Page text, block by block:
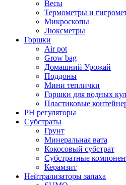
Весы
Термометры и
Микроскопы
Люксметры
Горшки
Air pot
Grow bag
Домашний Урожай
Поддоны
Мини теплички
Горшки для водных
Пластиковые
PH регуляторы
Субстраты
Грунт
Минеральная вата
Кокосовый субстрат
Субстратные
Керамзит
Нейтрализаторы запаха